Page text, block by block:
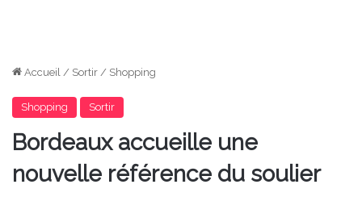
Accueil / Sortir / Shopping
Shopping Sortir
Bordeaux accueille une
nouvelle référence du soulier